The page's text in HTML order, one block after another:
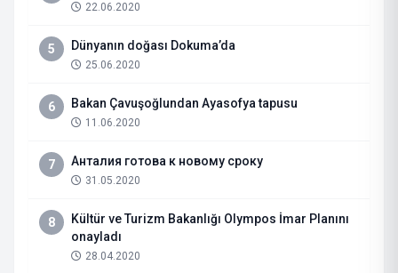
22.06.2020
5 Dünyanın doğası Dokuma’da
25.06.2020
6 Bakan Çavuşoğlundan Ayasofya tapusu
11.06.2020
7 Анталия готова к новому сроку
31.05.2020
8
Kültür ve Turizm Bakanlığı Olympos İmar Planını
onayladı
28.04.2020